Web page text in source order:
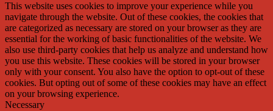
This website uses cookies to improve your experience while you
navigate through the website. Out of these cookies, the cookies that
are categorized as necessary are stored on your browser as they are
essential for the working of basic functionalities of the website. We
also use third-party cookies that help us analyze and understand how
you use this website. These cookies will be stored in your browser
only with your consent. You also have the option to opt-out of these
cookies. But opting out of some of these cookies may have an effect
on your browsing experience.
Necessary